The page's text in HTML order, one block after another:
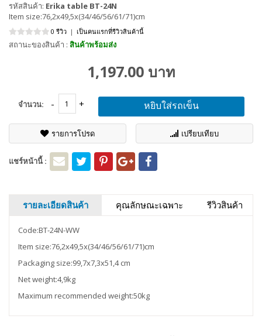
รหัสสินค้า: Erika table BT-24N
Item size:76,2x49,5x(34/46/56/61/71)cm
0 รีวิว | เป็นคนแรกที่รีวิวสินค้านี้
สถานะของสินค้า : สินค้าพร้อมส่ง
1,197.00 บาท
จำนวน: หยิบใส่รถเข็น
รายการโปรด เปรียบเทียบ
แชร์หน้านี้ :
รายละเอียดสินค้า คุณลักษณะเฉพาะ รีวิวสินค้า
Code:BT-24N-WW
Item size:76,2x49,5x(34/46/56/61/71)cm
Packaging size:99,7x7,3x51,4 cm
Net weight:4,9kg
Maximum recommended weight:50kg